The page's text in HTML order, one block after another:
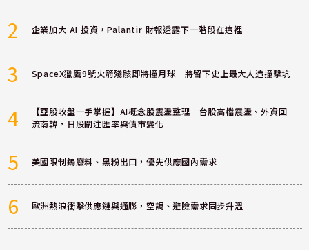
2 企業加大 AI 投資，Palantir 財報透露下一階段在這裡
3 SpaceX獵鷹9號火箭殘骸即將撞月球 將留下史上最大人造撞擊坑
4
【亞股收盤一手掌握】AI概念股震盪整理 台股高檔震盪、外資回
流南韓，日股關注匯率與債市變化
5 美國限制鎢廢料、黑粉出口，優先供應國內需求
6 歐洲熱浪衝擊供應鏈與通膨，空調、避險需求同步升溫